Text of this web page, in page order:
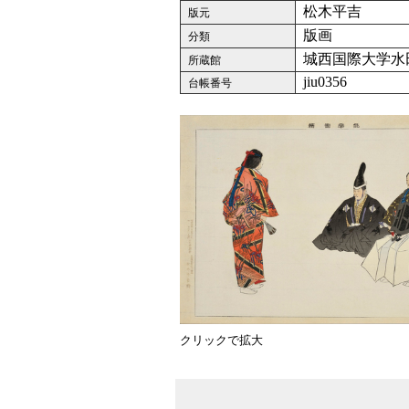
版元 松木平吉
分類 版画
所蔵館 城西国際大学水
台帳番号 jiu0356
クリックで拡大